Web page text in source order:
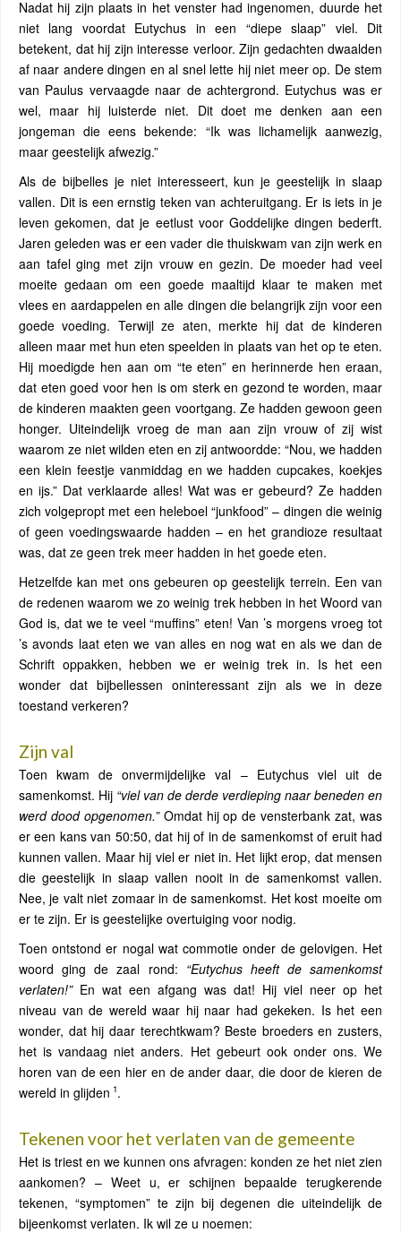
Nadat hij zijn plaats in het venster had ingenomen, duurde het
niet lang voordat Eutychus in een “diepe slaap” viel. Dit
betekent, dat hij zijn interesse verloor. Zijn gedachten dwaalden
af naar andere dingen en al snel lette hij niet meer op. De stem
van Paulus vervaagde naar de achtergrond. Eutychus was er
wel, maar hij luisterde niet. Dit doet me denken aan een
jongeman die eens bekende: “Ik was lichamelijk aanwezig,
maar geestelijk afwezig.”
Als de bijbelles je niet interesseert, kun je geestelijk in slaap
vallen. Dit is een ernstig teken van achteruitgang. Er is iets in je
leven gekomen, dat je eetlust voor Goddelijke dingen bederft.
Jaren geleden was er een vader die thuiskwam van zijn werk en
aan tafel ging met zijn vrouw en gezin. De moeder had veel
moeite gedaan om een goede maaltijd klaar te maken met
vlees en aardappelen en alle dingen die belangrijk zijn voor een
goede voeding. Terwijl ze aten, merkte hij dat de kinderen
alleen maar met hun eten speelden in plaats van het op te eten.
Hij moedigde hen aan om “te eten” en herinnerde hen eraan,
dat eten goed voor hen is om sterk en gezond te worden, maar
de kinderen maakten geen voortgang. Ze hadden gewoon geen
honger. Uiteindelijk vroeg de man aan zijn vrouw of zij wist
waarom ze niet wilden eten en zij antwoordde: “Nou, we hadden
een klein feestje vanmiddag en we hadden cupcakes, koekjes
en ijs.” Dat verklaarde alles! Wat was er gebeurd? Ze hadden
zich volgepropt met een heleboel “junkfood” – dingen die weinig
of geen voedingswaarde hadden – en het grandioze resultaat
was, dat ze geen trek meer hadden in het goede eten.
Hetzelfde kan met ons gebeuren op geestelijk terrein. Een van
de redenen waarom we zo weinig trek hebben in het Woord van
God is, dat we te veel “muffins” eten! Van ’s morgens vroeg tot
’s avonds laat eten we van alles en nog wat en als we dan de
Schrift oppakken, hebben we er weinig trek in. Is het een
wonder dat bijbellessen oninteressant zijn als we in deze
toestand verkeren?
Zijn val
Toen kwam de onvermijdelijke val – Eutychus viel uit de
samenkomst. Hij “viel van de derde verdieping naar beneden en
werd dood opgenomen.”Omdat hij op de vensterbank zat, was
er een kans van 50:50, dat hij of in de samenkomst of eruit had
kunnen vallen. Maar hij viel er niet in. Het lijkt erop, dat mensen
die geestelijk in slaap vallen nooit in de samenkomst vallen.
Nee, je valt niet zomaar in de samenkomst. Het kost moeite om
er te zijn. Er is geestelijke overtuiging voor nodig.
Toen ontstond er nogal wat commotie onder de gelovigen. Het
woord ging de zaal rond: “Eutychus heeft de samenkomst
verlaten!”En wat een afgang was dat! Hij viel neer op het
niveau van de wereld waar hij naar had gekeken. Is het een
wonder, dat hij daar terechtkwam? Beste broeders en zusters,
het is vandaag niet anders. Het gebeurt ook onder ons. We
horen van de een hier en de ander daar, die door de kieren de
wereld in glijden 1.
Tekenen voor het verlaten van de gemeente
Het is triest en we kunnen ons afvragen: konden ze het niet zien
aankomen? – Weet u, er schijnen bepaalde terugkerende
tekenen, “symptomen” te zijn bij degenen die uiteindelijk de
bijeenkomst verlaten. Ik wil ze u noemen: